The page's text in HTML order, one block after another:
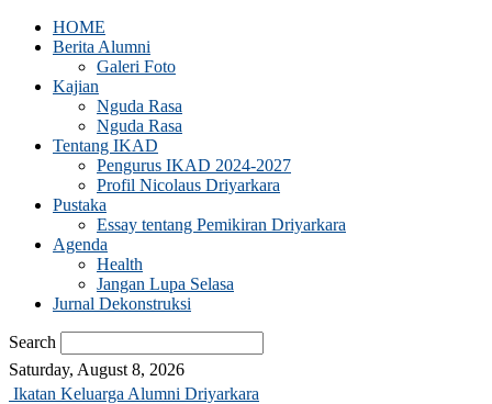
HOME
Berita Alumni
Galeri Foto
Kajian
Nguda Rasa
Nguda Rasa
Tentang IKAD
Pengurus IKAD 2024-2027
Profil Nicolaus Driyarkara
Pustaka
Essay tentang Pemikiran Driyarkara
Agenda
Health
Jangan Lupa Selasa
Jurnal Dekonstruksi
Search
Saturday, August 8, 2026
Ikatan Keluarga Alumni Driyarkara